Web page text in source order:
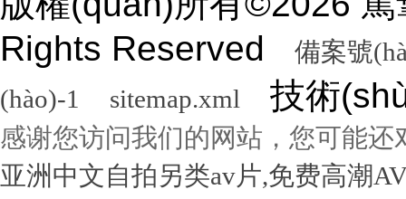
Rights Reserved
備案號
(hào)-1
sitemap.xml 技術
感谢您访问我们的网站，您可能还
亚洲中文自拍另类av片,免费高潮